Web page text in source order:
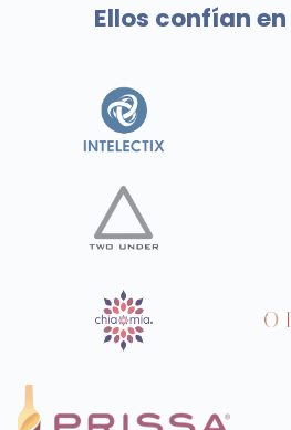
Ellos confían